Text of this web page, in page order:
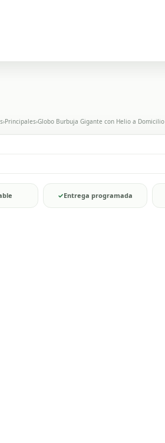
›Principales›Globo Burbuja Gigante con Helio a Domicilio
✓Entrega programada